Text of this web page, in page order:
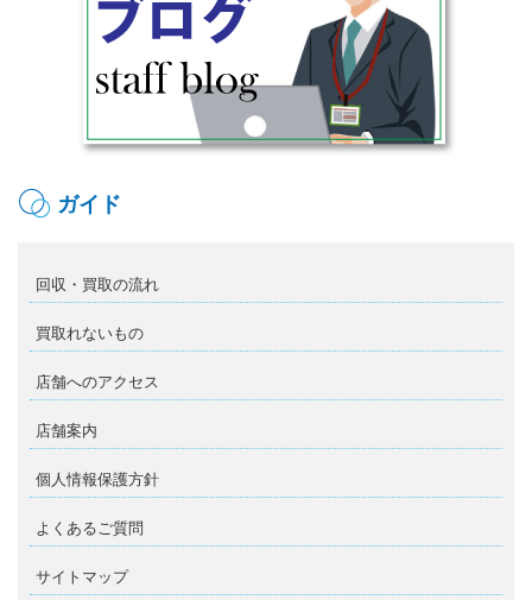
ガイド
回収・買取の流れ
買取れないもの
店舗へのアクセス
店舗案内
個人情報保護方針
よくあるご質問
サイトマップ